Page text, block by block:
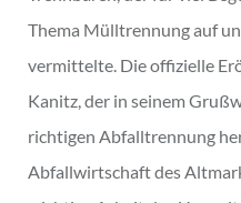
Thema Mülltrennung auf
vermittelte. Die offizielle
Kanitz, der in seinem
richtigen Abfalltrennung
Abfallwirtschaft des